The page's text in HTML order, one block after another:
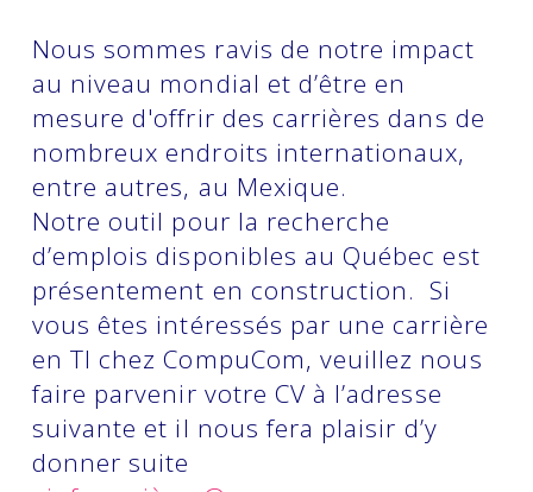
Nous sommes ravis de notre impact
au niveau mondial et d’être en
mesure d'offrir des carrières dans de
nombreux endroits internationaux,
entre autres, au Mexique.
Notre outil pour la recherche
d’emplois disponibles au Québec est
présentement en construction. Si
vous êtes intéressés par une carrière
en TI chez CompuCom, veuillez nous
faire parvenir votre CV à l’adresse
suivante et il nous fera plaisir d’y
donner suite